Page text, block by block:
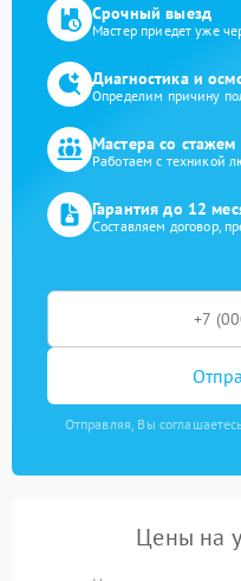
Срочный выезд
Мастер приедет уже
Диагностика и
Определим причину
Мастера со стажем
Работаем с техникой
Гарантия до 12
Составляем договор,
Отправляя, Вы
Цены на